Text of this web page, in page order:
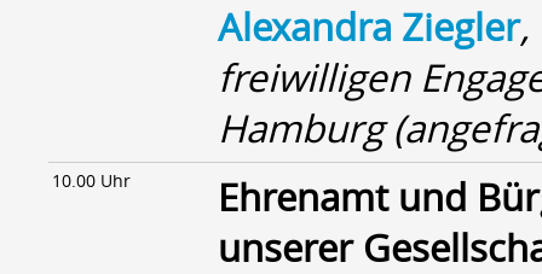
Alexandra Ziegler,
freiwilligen
Hamburg
10.00 Uhr
Ehrenamt und
unserer